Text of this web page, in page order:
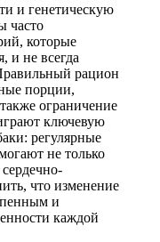
и генетическую
часто
которые
и не всегда
рацион
порции,
ограничение
ключевую
регулярные
не только
что изменение
и
каждой